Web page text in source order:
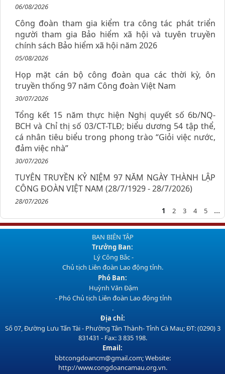
06/08/2026
Công đoàn tham gia kiểm tra công tác phát triển
người tham gia Bảo hiểm xã hội và tuyên truyền
chính sách Bảo hiểm xã hội năm 2026
05/08/2026
Họp mặt cán bộ công đoàn qua các thời kỳ, ôn
truyền thống 97 năm Công đoàn Việt Nam
30/07/2026
Tổng kết 15 năm thực hiện Nghị quyết số 6b/NQ-
BCH và Chỉ thị số 03/CT-TLĐ; biểu dương 54 tập thể,
cá nhân tiêu biểu trong phong trào “Giỏi việc nước,
đảm việc nhà”
30/07/2026
TUYÊN TRUYỀN KỶ NIỆM 97 NĂM NGÀY THÀNH LẬP
CÔNG ĐOÀN VIỆT NAM (28/7/1929 - 28/7/2026)
28/07/2026
1
2 3 4 5 ...
BAN BIÊN TẬP
Trưởng Ban:
Lý Công Bắc -
Chủ tịch Liên đoàn Lao động tỉnh.
Phó Ban:
Huỳnh Văn Đậm
- Phó Chủ tịch Liên đoàn Lao động tỉnh
.
Địa chỉ:
Số 07, Đường Lưu Tấn Tài - Phường Tân Thành- Tỉnh Cà Mau; ĐT: (0290) 3
831431 - Fax: 3 835 198.
Email:
bbtcongdoancm@gmail.com; Website:
http://www.congdoancamau.org.vn.